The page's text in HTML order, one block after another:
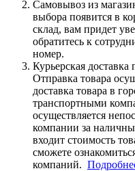
Самовывоз из
выбора появится в
склад, вам придет
обратитесь к
номер.
Курьерская доставка
Отправка товара
доставка товара в
транспортными
осуществляется
компании за
входит стоимость
сможете
компаний.